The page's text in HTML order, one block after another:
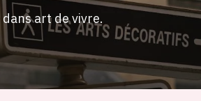
art de vivre.